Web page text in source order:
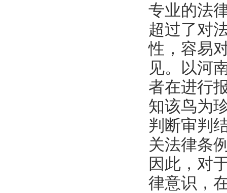
专业的法
超过了对
性，容易
见。以河
者在进行
知该鸟为
判断审判
关法律条
因此，对
律意识，